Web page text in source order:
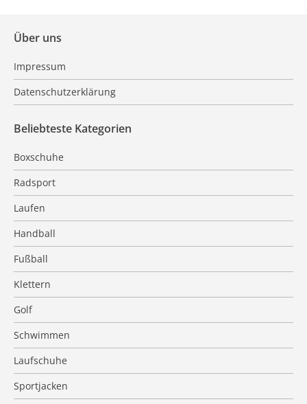
Über uns
Impressum
Datenschutzerklärung
Beliebteste Kategorien
Boxschuhe
Radsport
Laufen
Handball
Fußball
Klettern
Golf
Schwimmen
Laufschuhe
Sportjacken